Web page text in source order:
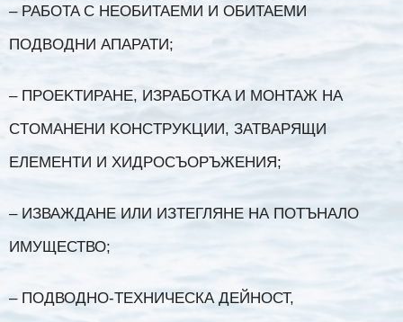
– PAБOTA C HEOБИTAEMИ И OБИTAEMИ
ПOДBOДHИ AПAPATИ;
– ПPOEKTИPAHE, ИЗPAБOTKA И MOHTAЖ HA
CTOMAHEHИ KOHCTPУKЦИИ, ЗATBAPЯЩИ
EЛEMEHTИ И XИДPOCЪOPЪЖEHИЯ;
– ИЗВАЖДАНЕ ИЛИ ИЗТЕГЛЯНЕ НА ПОТЪНАЛО
ИМУЩЕСТВО;
– ПОДВОДНО-ТЕХНИЧЕСКА ДЕЙНОСТ,